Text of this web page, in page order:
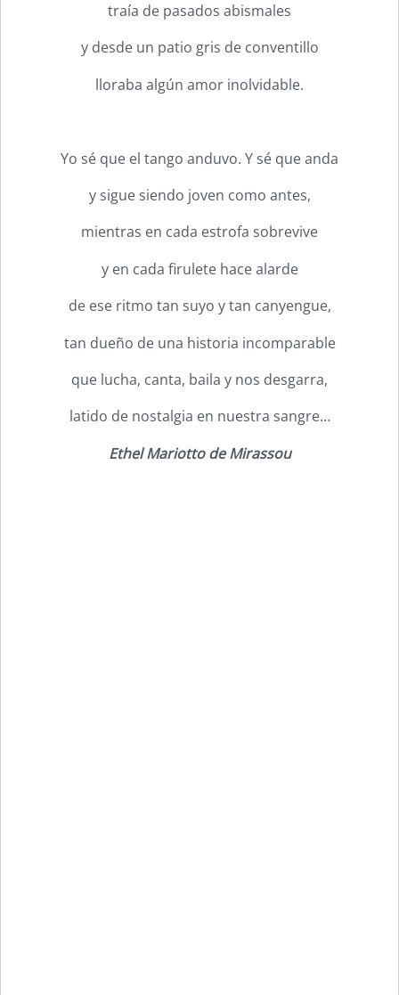
traía de pasados abismales
y desde un patio gris de conventillo
lloraba algún amor inolvidable.
Yo sé que el tango anduvo. Y sé que anda
y sigue siendo joven como antes,
mientras en cada estrofa sobrevive
y en cada firulete hace alarde
de ese ritmo tan suyo y tan canyengue,
tan dueño de una historia incomparable
que lucha, canta, baila y nos desgarra,
latido de nostalgia en nuestra sangre…
Ethel Mariotto de Mirassou